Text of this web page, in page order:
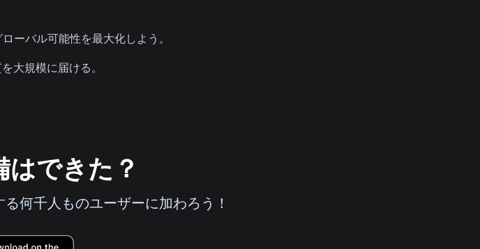
ーバル可能性を最大化しよう。
大規模に届ける。
できた？
何千人ものユーザーに加わろう！